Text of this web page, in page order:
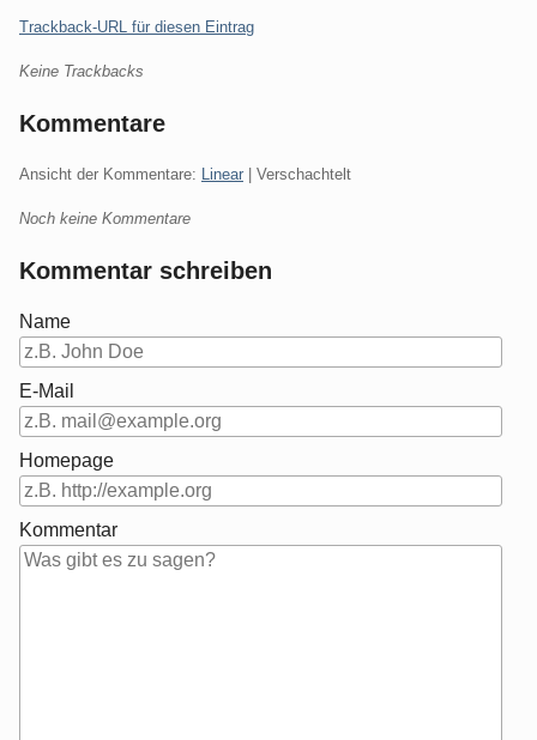
Trackback-URL für diesen Eintrag
Keine Trackbacks
Kommentare
Ansicht der Kommentare: Linear | Verschachtelt
Noch keine Kommentare
Kommentar schreiben
Name
E-Mail
Homepage
Kommentar